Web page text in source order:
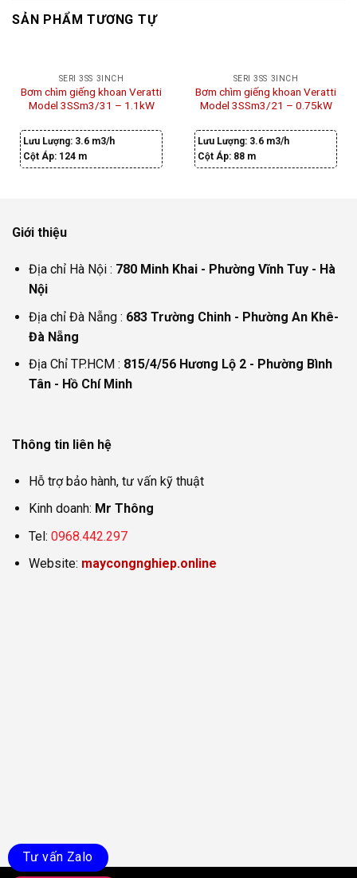
SẢN PHẨM TƯƠNG TỰ
SERI 3SS 3INCH
Bơm chìm giếng khoan Veratti
Model 3SSm3/31 – 1.1kW
Lưu Lượng: 3.6 m3/h
Cột Áp: 124 m
SERI 3SS 3INCH
Bơm chìm giếng khoan Veratti
Model 3SSm3/21 – 0.75kW
Lưu Lượng: 3.6 m3/h
Cột Áp: 88 m
Giới thiệu
Địa chỉ Hà Nội : 780 Minh Khai - Phường Vĩnh Tuy - Hà
Nội
Địa chỉ Đà Nẵng : 683 Trường Chinh - Phường An Khê-
Đà Nẵng
Địa Chỉ TP.HCM : 815/4/56 Hương Lộ 2 - Phường Bình
Tân - Hồ Chí Minh
Thông tin liên hệ
Hỗ trợ bảo hành, tư vấn kỹ thuật
Kinh doanh: Mr Thông
Tel: 0968.442.297
Website: maycongnghiep.online
Tư vấn Zalo